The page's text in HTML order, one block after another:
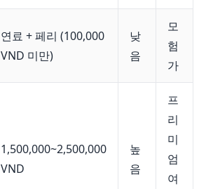
연료 + 페리 (100,000
VND 미만)
낮
음
모
험
가
1,500,000~2,500,000
VND
높
음
프
리
미
엄
여